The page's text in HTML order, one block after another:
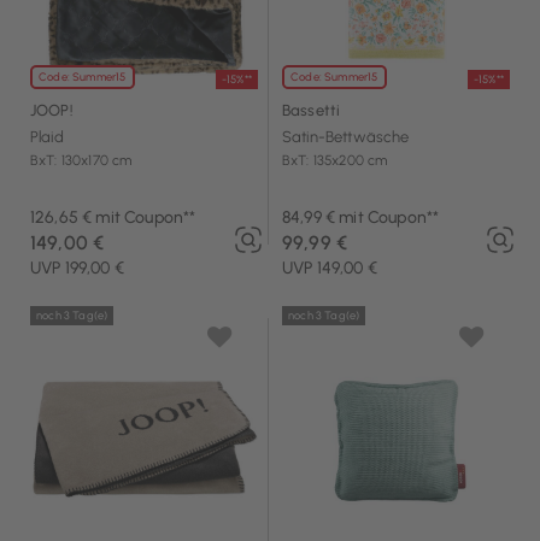
Code: Summer15 -15%**
JOOP!
Plaid
BxT: 130x170 cm
126,65 € mit Coupon**
UVP 199,00 €
149,00 €
Code: Summer15 -15%**
Bassetti
Satin-Bettwäsche
BxT: 135x200 cm
84,99 € mit Coupon**
UVP 149,00 €
99,99 €
noch 3 Tag(e) noch 3 Tag(e)